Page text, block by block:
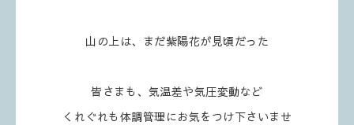
山の上は、まだ紫陽花が見頃だった
皆さまも、気温差や気圧変動など
くれぐれも体調管理にお気をつけ下さいませ